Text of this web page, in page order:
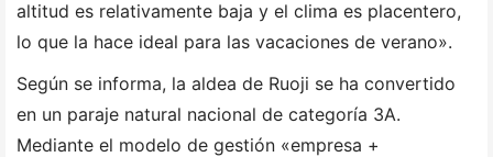
altitud es relativamente baja y el clima es placentero,
lo que la hace ideal para las vacaciones de verano».
Según se informa, la aldea de Ruoji se ha convertido
en un paraje natural nacional de categoría 3A.
Mediante el modelo de gestión «empresa +